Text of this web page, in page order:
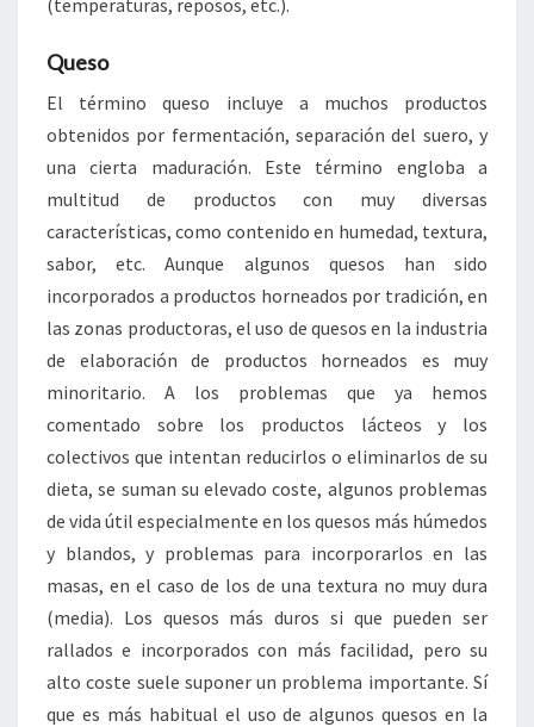
Queso
El término queso incluye a muchos productos
obtenidos por fermentación, separación del suero, y
una cierta maduración. Este término engloba a
multitud de productos con muy diversas
características, como contenido en humedad, textura,
sabor, etc. Aunque algunos quesos han sido
incorporados a productos horneados por tradición, en
las zonas productoras, el uso de quesos en la industria
de elaboración de productos horneados es muy
minoritario. A los problemas que ya hemos
comentado sobre los productos lácteos y los
colectivos que intentan reducirlos o eliminarlos de su
dieta, se suman su elevado coste, algunos problemas
de vida útil especialmente en los quesos más húmedos
y blandos, y problemas para incorporarlos en las
masas, en el caso de los de una textura no muy dura
(media). Los quesos más duros si que pueden ser
rallados e incorporados con más facilidad, pero su
alto coste suele suponer un problema importante. Sí
que es más habitual el uso de algunos quesos en la